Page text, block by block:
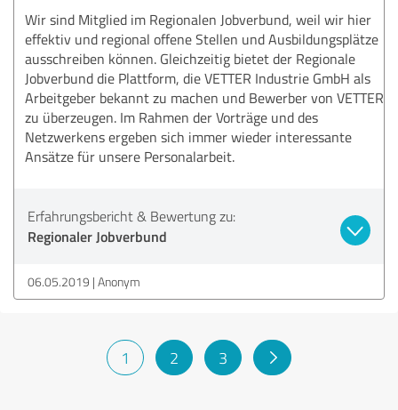
Wir sind Mitglied im Regionalen Jobverbund, weil wir hier
effektiv und regional offene Stellen und Ausbildungsplätze
ausschreiben können. Gleichzeitig bietet der Regionale
Jobverbund die Plattform, die VETTER Industrie GmbH als
Arbeitgeber bekannt zu machen und Bewerber von VETTER
zu überzeugen. Im Rahmen der Vorträge und des
Netzwerkens ergeben sich immer wieder interessante
Ansätze für unsere Personalarbeit.
Erfahrungsbericht & Bewertung zu:
Regionaler Jobverbund
06.05.2019 Anonym
1 2 3